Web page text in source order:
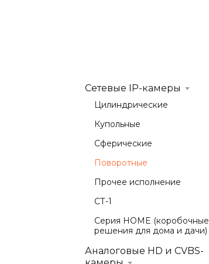
Сетевые IP-камеры
Цилиндрические
Купольные
Сферические
Поворотные
Прочее исполнение
СТ-1
Серия HOME (коробочные
решения для дома и дачи)
Аналоговые HD и CVBS-